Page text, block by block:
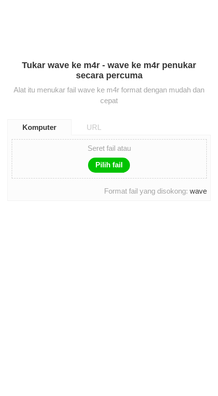
Tukar wave ke m4r - wave ke m4r penukar
secara percuma
Alat itu menukar fail wave ke m4r format dengan mudah dan
cepat
Komputer URL
Seret fail atau
Pilih fail
Format fail yang disokong: wave